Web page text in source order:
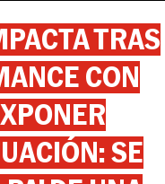
TRAS
CON
SE